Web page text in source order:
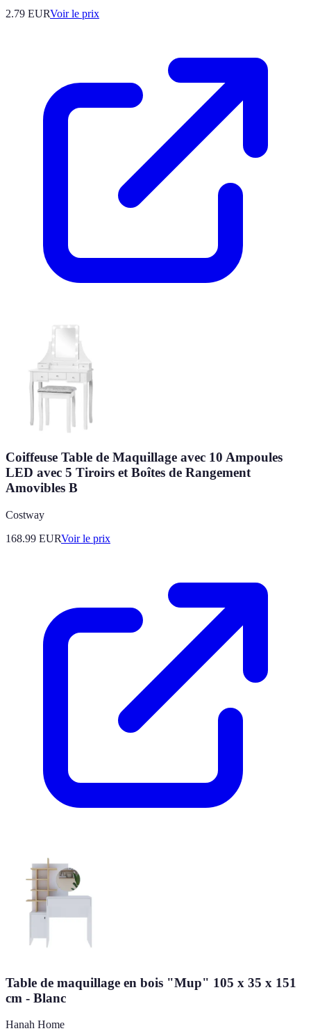
2.79 EURVoir le prix
Coiffeuse Table de Maquillage avec 10 Ampoules
LED avec 5 Tiroirs et Boîtes de Rangement
Amovibles B
Costway
168.99 EURVoir le prix
Table de maquillage en bois "Mup" 105 x 35 x 151
cm - Blanc
Hanah Home